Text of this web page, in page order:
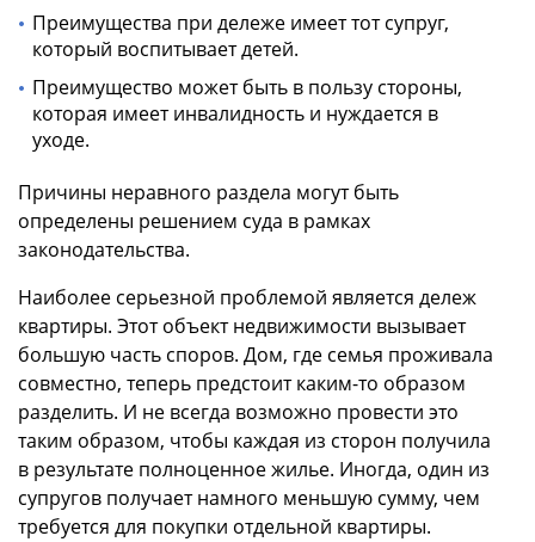
Преимущества при дележе имеет тот супруг,
который воспитывает детей.
Преимущество может быть в пользу стороны,
которая имеет инвалидность и нуждается в
уходе.
Причины неравного раздела могут быть
определены решением суда в рамках
законодательства.
Наиболее серьезной проблемой является дележ
квартиры. Этот объект недвижимости вызывает
большую часть споров. Дом, где семья проживала
совместно, теперь предстоит каким-то образом
разделить. И не всегда возможно провести это
таким образом, чтобы каждая из сторон получила
в результате полноценное жилье. Иногда, один из
супругов получает намного меньшую сумму, чем
требуется для покупки отдельной квартиры.